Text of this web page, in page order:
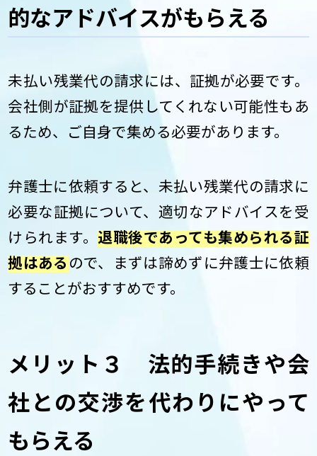
的なアドバイスがもらえる
未払い残業代の請求には、証拠が必要です。
会社側が証拠を提供してくれない可能性もあ
るため、ご自身で集める必要があります。
弁護士に依頼すると、未払い残業代の請求に
必要な証拠について、適切なアドバイスを受
けられます。退職後であっても集められる証
拠はあるので、まずは諦めずに弁護士に依頼
することがおすすめです。
メリット３ 法的手続きや会
社との交渉を代わりにやって
もらえる